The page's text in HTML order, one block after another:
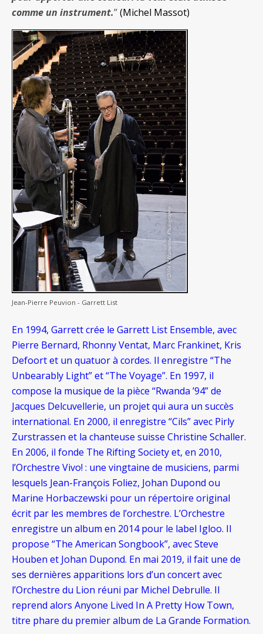
comme un instrument.”(Michel Massot)
Jean-Pierre Peuvion - Garrett List
En 1994, Garrett crée le Garrett List Ensemble, avec
Pierre Bernard, Rhonny Ventat, Marc Frankinet, Kris
Defoort et un quatuor à cordes. Il enregistre “The
Unbearably Light” et “The Voyage”. En 1997, il
compose la musique de la pièce “Rwanda ’94” de
Jacques Delcuvellerie, un projet qui aura un succès
international. En 2000, il enregistre “Cils” avec Pirly
Zurstrassen et la chanteuse suisse Christine Schaller.
En 2006, il fonde The Rifting Society et, en 2010,
l’Orchestre Vivo! : une vingtaine de musiciens, parmi
lesquels Jean-François Foliez, Johan Dupond ou
Marine Horbaczewski pour un répertoire original
écrit par les membres de l’orchestre. L’Orchestre
enregistre un album en 2014 pour le label Igloo. Il
propose “The American Songbook”, avec Steve
Houben et Johan Dupond. En mai 2019, il fait une de
ses dernières apparitions lors d’un concert avec
l’Orchestre du Lion réuni par Michel Debrulle. Il
reprend alors Anyone Lived In A Pretty How Town,
titre phare du premier album de La Grande Formation.